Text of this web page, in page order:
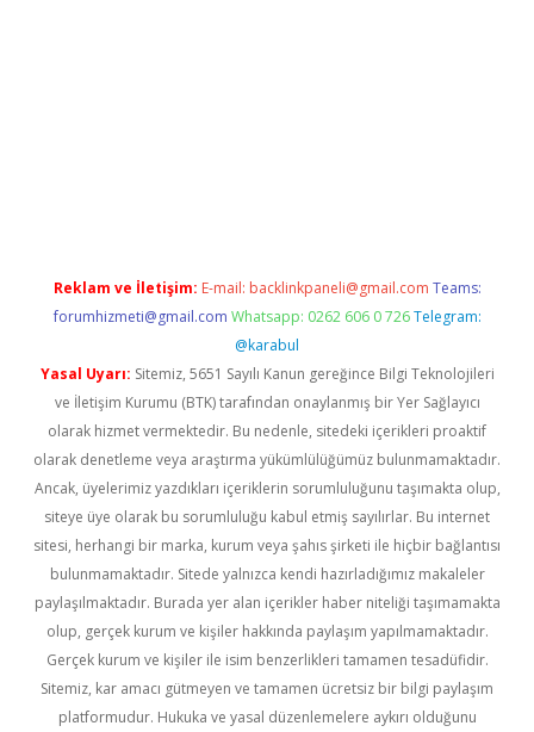
Reklam ve İletişim: E-mail: backlinkpaneli@gmail.com Teams:
forumhizmeti@gmail.com Whatsapp: 0262 606 0 726 Telegram:
@karabul
Yasal Uyarı: Sitemiz, 5651 Sayılı Kanun gereğince Bilgi Teknolojileri
ve İletişim Kurumu (BTK) tarafından onaylanmış bir Yer Sağlayıcı
olarak hizmet vermektedir. Bu nedenle, sitedeki içerikleri proaktif
olarak denetleme veya araştırma yükümlülüğümüz bulunmamaktadır.
Ancak, üyelerimiz yazdıkları içeriklerin sorumluluğunu taşımakta olup,
siteye üye olarak bu sorumluluğu kabul etmiş sayılırlar. Bu internet
sitesi, herhangi bir marka, kurum veya şahıs şirketi ile hiçbir bağlantısı
bulunmamaktadır. Sitede yalnızca kendi hazırladığımız makaleler
paylaşılmaktadır. Burada yer alan içerikler haber niteliği taşımamakta
olup, gerçek kurum ve kişiler hakkında paylaşım yapılmamaktadır.
Gerçek kurum ve kişiler ile isim benzerlikleri tamamen tesadüfidir.
Sitemiz, kar amacı gütmeyen ve tamamen ücretsiz bir bilgi paylaşım
platformudur. Hukuka ve yasal düzenlemelere aykırı olduğunu